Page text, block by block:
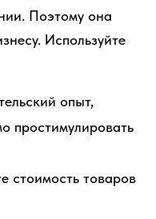
Поэтому она
Используйте
опыт,
простимулировать
стоимость товаров